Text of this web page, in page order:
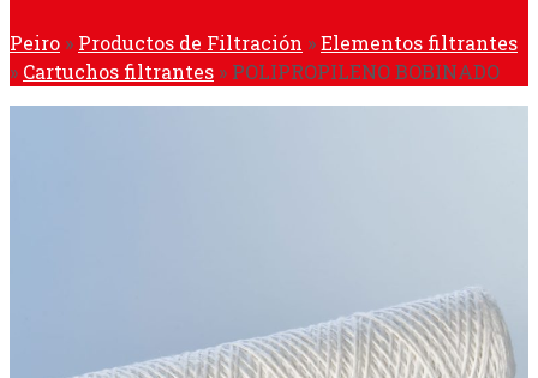
Peiro » Productos de Filtración »Elementos filtrantes
» Cartuchos filtrantes » POLIPROPILENO BOBINADO